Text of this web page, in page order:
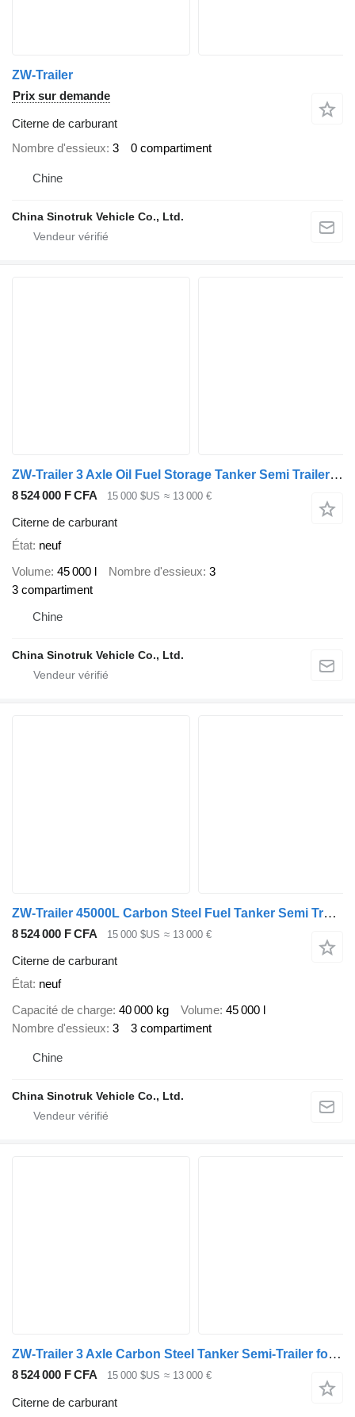
ZW-Trailer
Prix sur demande
Citerne de carburant
Nombre d'essieux 3 0 compartiment
Chine
China Sinotruk Vehicle Co., Ltd.
ZW-Trailer 3 Axle Oil Fuel Storage Tanker Semi Trailer for Ghana
8 524 000 F CFA 15 000 $US ≈ 13 000 €
Citerne de carburant
État neuf
Volume 45 000 l Nombre d'essieux 3
3 compartiment
Chine
China Sinotruk Vehicle Co., Ltd.
ZW-Trailer 45000L Carbon Steel Fuel Tanker Semi Trailer for Tanzania
8 524 000 F CFA 15 000 $US ≈ 13 000 €
Citerne de carburant
État neuf
Capacité de charge 40 000 kg Volume 45 000 l
Nombre d'essieux 3 3 compartiment
Chine
China Sinotruk Vehicle Co., Ltd.
ZW-Trailer 3 Axle Carbon Steel Tanker Semi-Trailer for sale
8 524 000 F CFA 15 000 $US ≈ 13 000 €
Citerne de carburant